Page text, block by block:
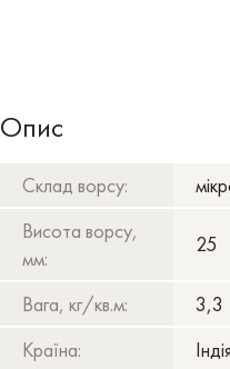
Опис
Склад ворсу:
Висота ворсу,
мм:
25
Вага, кг/кв.м:
3,3
Країна:
Індія